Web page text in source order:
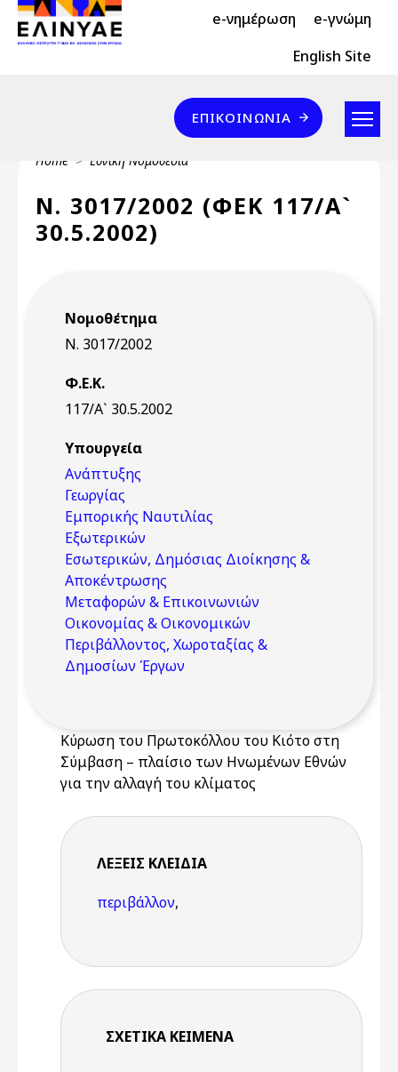
Skip to main content
Header Top 2 e-νημέρωση e-γνώμη
Header Top English Site
Επικοινωνία
ΕΠΙΚΟΙΝΩΝΊΑ
Breadcrumb
Home Εθνική Νομοθεσία
Ν. 3017/2002 (ΦΕΚ 117/Α`
30.5.2002)
Νομοθέτημα
Ν. 3017/2002
Φ.Ε.Κ.
117/Α` 30.5.2002
Υπουργεία
Ανάπτυξης
Γεωργίας
Εμπορικής Ναυτιλίας
Εξωτερικών
Εσωτερικών, Δημόσιας Διοίκησης &
Αποκέντρωσης
Μεταφορών & Επικοινωνιών
Οικονομίας & Οικονομικών
Περιβάλλοντος, Χωροταξίας &
Δημοσίων Έργων
Κύρωση του Πρωτοκόλλου του Κιότο στη
Σύμβαση – πλαίσιο των Ηνωμένων Εθνών
για την αλλαγή του κλίματος
ΛΈΞΕΙΣ KΛΕΙΔΙΆ
περιβάλλον,
ΣΧΕΤΙΚΆ ΚΕΊΜΕΝΑ